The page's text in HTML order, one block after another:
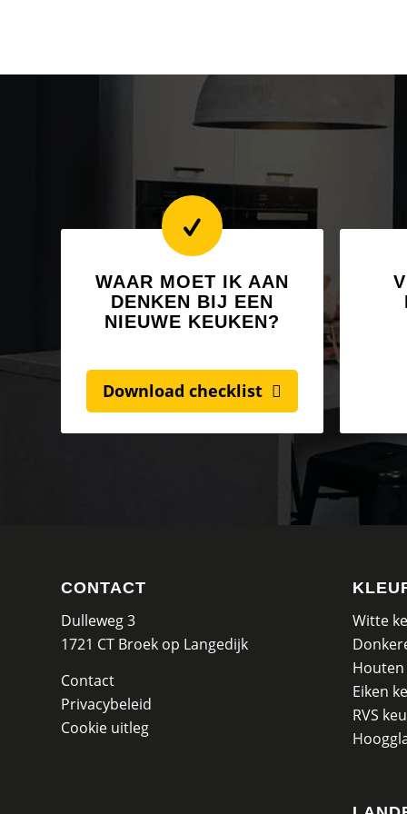
WAAR MOET IK AAN
DENKEN BIJ EEN
NIEUWE KEUKEN?
Download checklist
CONTACT
Dulleweg 3
1721 CT Broek op Langedijk
Contact
Privacybeleid
Cookie uitleg
Witte
Eiken
RVS